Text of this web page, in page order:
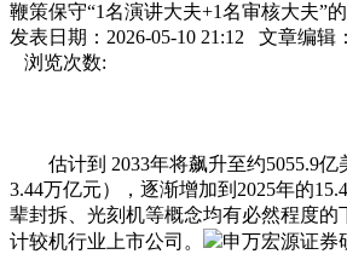
鞭策保守“1名演讲大夫+1名审核大夫”
发表日期：2026-05-10 21:12 文章编辑
浏览次数:
估计到 2033年将飙升至约5055.9亿
3.44万亿元），逐渐增加到2025年的
辈封拆、光刻机等概念均有必然程度的
计较机行业上市公司。
申万宏源证券